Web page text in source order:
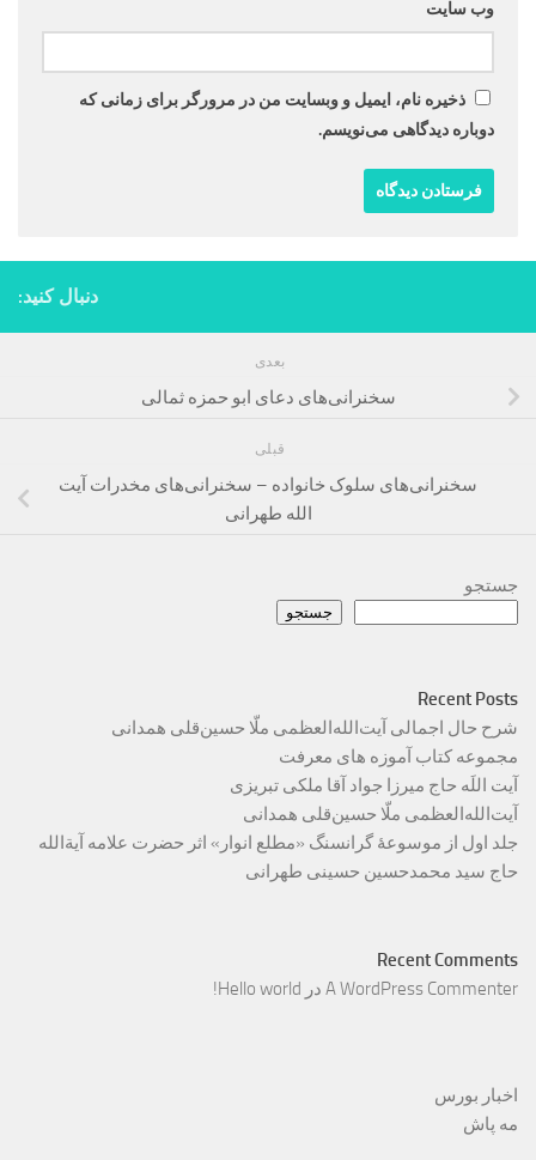
وب‌ سایت
ذخیره نام، ایمیل و وبسایت من در مرورگر برای زمانی که
دوباره دیدگاهی می‌نویسم.
دنبال کنید:
بعدی
سخنرانی‌های دعای ابو حمزه ثمالی
قبلی
سخنرانی‌های سلوک خانواده – سخنرانی‌های مخدرات آیت
الله طهرانی
جستجو
جستجو
Recent Posts
شرح حال اجمالی آیت‌الله‌العظمی ملّا حسین‌قلی همدانی
مجموعه کتاب آموزه های معرفت
آیت اللَه حاج میرزا جواد آقا ملکی تبریزی
آیت‌الله‌العظمی ملّا حسین‌قلی همدانی
جلد اول از موسوعۀ گرانسنگ «مطلع انوار» اثر حضرت علامه آیة‌الله
حاج سید محمدحسین حسینی طهرانی
Recent Comments
A WordPress Commenter در Hello world!
اخبار بورس
مه پاش